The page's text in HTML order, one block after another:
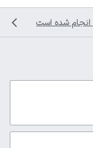
انجام شده است